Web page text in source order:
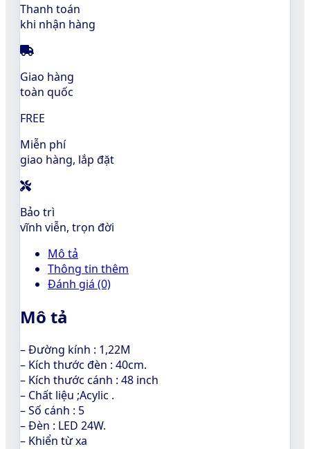
Thanh toán
khi nhận hàng
Giao hàng
toàn quốc
FREE
Miễn phí
giao hàng, lắp đặt
Bảo trì
vĩnh viễn, trọn đời
Mô tả
Thông tin thêm
Đánh giá (0)
Mô tả
– Đường kính : 1,22M
– Kích thước đèn : 40cm.
– Kích thước cánh : 48 inch
– Chất liệu ;Acylic .
– Số cánh : 5
– Đèn : LED 24W.
– Khiển từ xa